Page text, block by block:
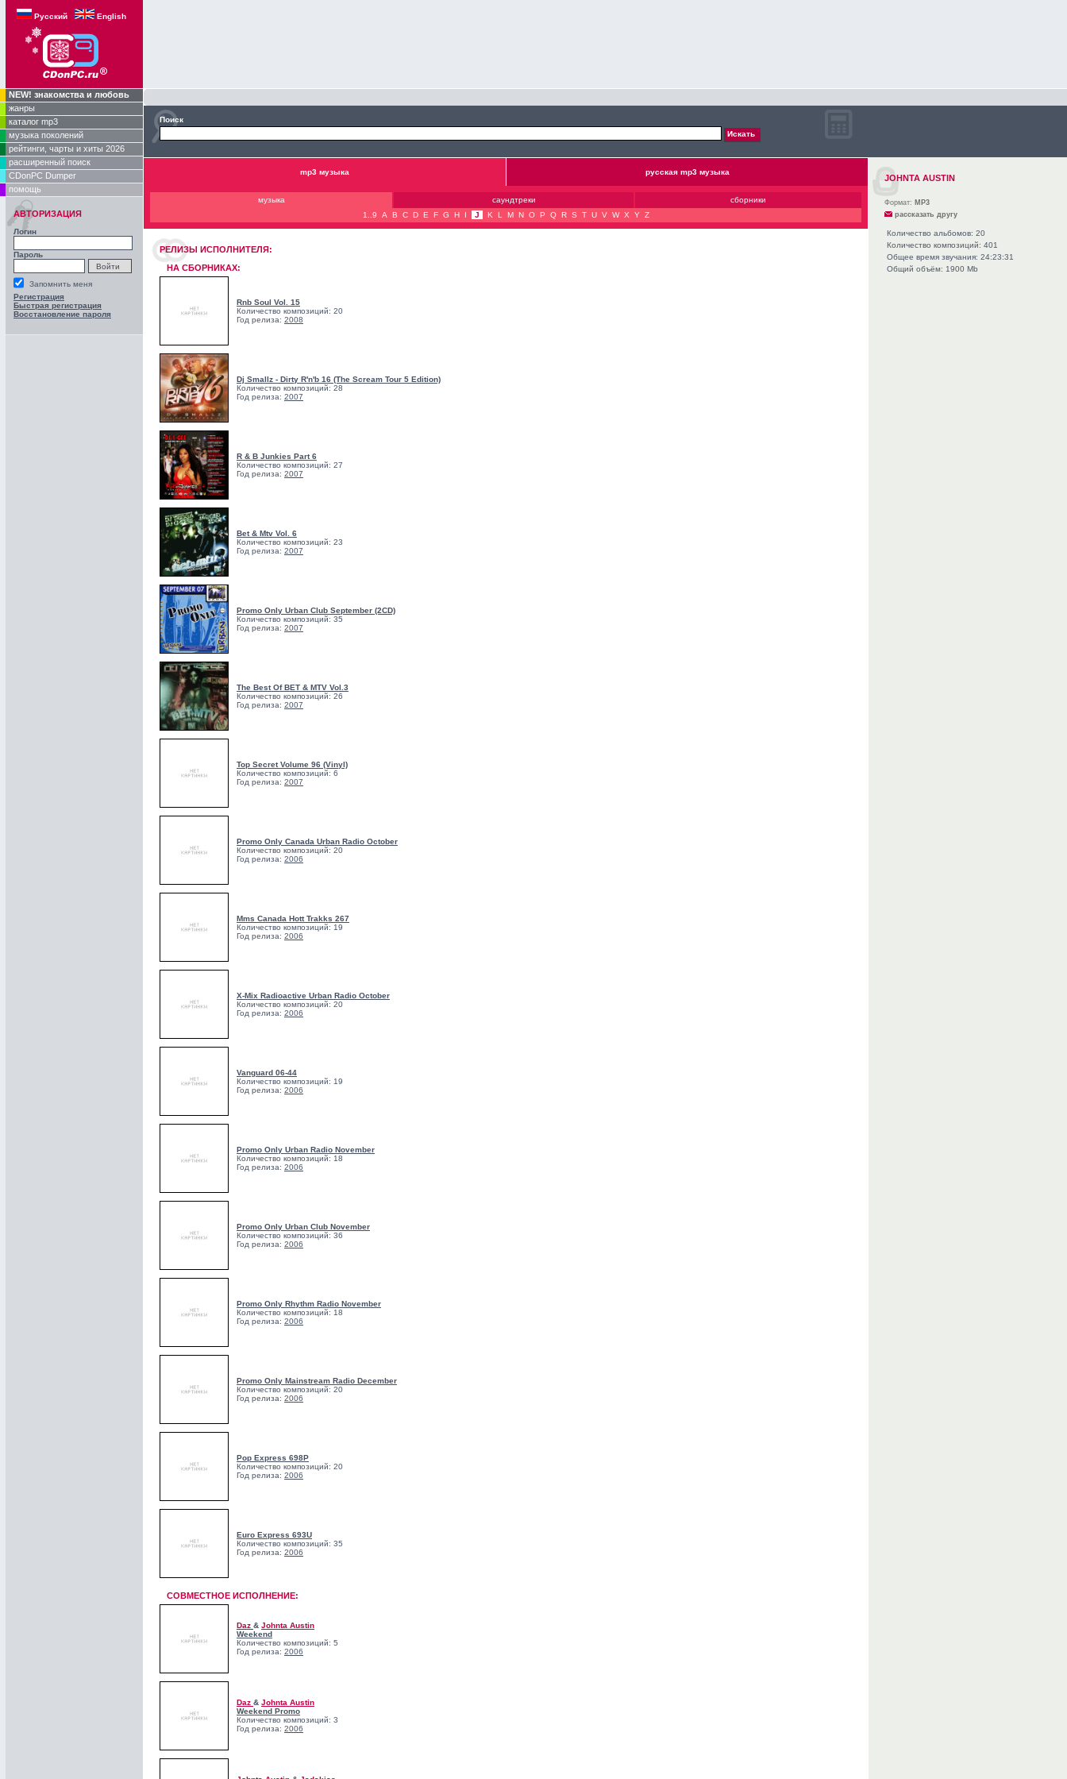
Русский English
NEW! знакомства и любовь
жанры
каталог mp3
музыка поколений
рейтинги, чарты и хиты 2026
расширенный поиск
CDonPC Dumper
помощь
АВТОРИЗАЦИЯ
Логин
Пароль
Запомнить меня
Регистрация
Быстрая регистрация
Восстановление пароля
Поиск
mp3 музыка русская mp3 музыка
музыка саундтреки
сборники
1..9
A B C D E F G H I J K L M N O P Q R S T U V W X Y Z
РЕЛИЗЫ ИCПОЛНИТЕЛЯ:
НА СБОРНИКАХ:
Rnb Soul Vol. 15
Количество композиций: 20
Год релиза: 2008
Dj Smallz - Dirty R'n'b 16 (The Scream Tour 5 Edition)
Количество композиций: 28
Год релиза: 2007
R & B Junkies Part 6
Количество композиций: 27
Год релиза: 2007
Bet & Mtv Vol. 6
Количество композиций: 23
Год релиза: 2007
Promo Only Urban Club September (2CD)
Количество композиций: 35
Год релиза: 2007
The Best Of BET & MTV Vol.3
Количество композиций: 26
Год релиза: 2007
Top Secret Volume 96 (Vinyl)
Количество композиций: 6
Год релиза: 2007
Promo Only Canada Urban Radio October
Количество композиций: 20
Год релиза: 2006
Mms Canada Hott Trakks 267
Количество композиций: 19
Год релиза: 2006
X-Mix Radioactive Urban Radio October
Количество композиций: 20
Год релиза: 2006
Vanguard 06-44
Количество композиций: 19
Год релиза: 2006
Promo Only Urban Radio November
Количество композиций: 18
Год релиза: 2006
Promo Only Urban Club November
Количество композиций: 36
Год релиза: 2006
Promo Only Rhythm Radio November
Количество композиций: 18
Год релиза: 2006
Promo Only Mainstream Radio December
Количество композиций: 20
Год релиза: 2006
Pop Express 698P
Количество композиций: 20
Год релиза: 2006
Euro Express 693U
Количество композиций: 35
Год релиза: 2006
СОВМЕСТНОЕ ИСПОЛНЕНИЕ:
Daz & Johnta Austin
Weekend
Количество композиций: 5
Год релиза: 2006
Daz & Johnta Austin
Weekend Promo
Количество композиций: 3
Год релиза: 2006
JOHNTA AUSTIN
Формат: MP3
рассказать другу
Количество альбомов: 20
Количество композиций: 401
Общее время звучания: 24:23:31
Общий объём: 1900 Mb